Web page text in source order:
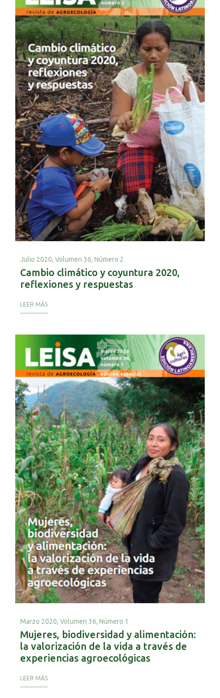
Julio 2020, Volumen 36, Número 2
Cambio climático y coyuntura 2020,
reflexiones y respuestas
LEER MÁS
Marzo 2020, Volumen 36, Número 1
Mujeres, biodiversidad y alimentación:
la valorización de la vida a través de
experiencias agroecológicas
LEER MÁS